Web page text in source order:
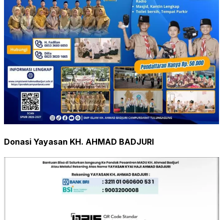
Donasi Yayasan KH. AHMAD BADJURI